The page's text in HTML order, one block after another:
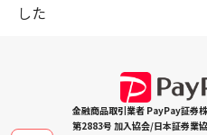
した
金融商品取引業者 PayPay証券
第2883号 加入協会/日本証券業